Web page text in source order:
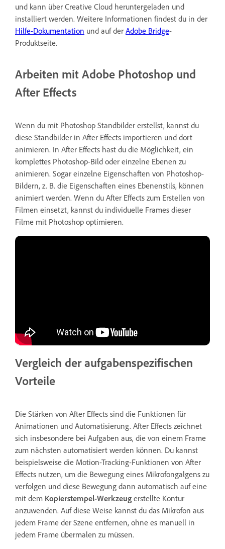
und kann über Creative Cloud heruntergeladen und
installiert werden. Weitere Informationen findest du in der
Hilfe-Dokumentation und auf der Adobe Bridge-
Produktseite.
Arbeiten mit Adobe Photoshop und
After Effects
Wenn du mit Photoshop Standbilder erstellst, kannst du
diese Standbilder in After Effects importieren und dort
animieren. In After Effects hast du die Möglichkeit, ein
komplettes Photoshop-Bild oder einzelne Ebenen zu
animieren. Sogar einzelne Eigenschaften von Photoshop-
Bildern, z. B. die Eigenschaften eines Ebenenstils, können
animiert werden. Wenn du After Effects zum Erstellen von
Filmen einsetzt, kannst du individuelle Frames dieser
Filme mit Photoshop optimieren.
Vergleich der aufgabenspezifischen
Vorteile
Die Stärken von After Effects sind die Funktionen für
Animationen und Automatisierung. After Effects zeichnet
sich insbesondere bei Aufgaben aus, die von einem Frame
zum nächsten automatisiert werden können. Du kannst
beispielsweise die Motion-Tracking-Funktionen von After
Effects nutzen, um die Bewegung eines Mikrofongalgens zu
verfolgen und diese Bewegung dann automatisch auf eine
mit dem Kopierstempel-Werkzeug erstellte Kontur
anzuwenden. Auf diese Weise kannst du das Mikrofon aus
jedem Frame der Szene entfernen, ohne es manuell in
jedem Frame übermalen zu müssen.